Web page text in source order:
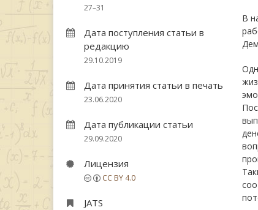
27–31
Дата поступления статьи в
редакцию
29.10.2019
Дата принятия статьи в печать
23.06.2020
Дата публикации статьи
29.09.2020
Лицензия
CC BY 4.0
JATS
В